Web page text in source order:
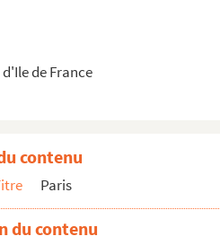
de France
contenu
Paris
du contenu